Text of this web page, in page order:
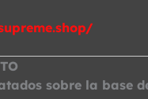
sobre la base